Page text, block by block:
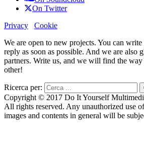
On Twitter
Privacy
Cookie
We are open to new projects. You can
reply as soon as possible. And we are also
partners. Write us, and we will find the way
other!
Ricerca per:
Copyright © 2017 Do It Yourself
All rights reserved. Any unauthorized use
images and contents in general will be